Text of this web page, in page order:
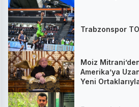
Trabzonspor
Moiz
Amerika’ya
Yeni